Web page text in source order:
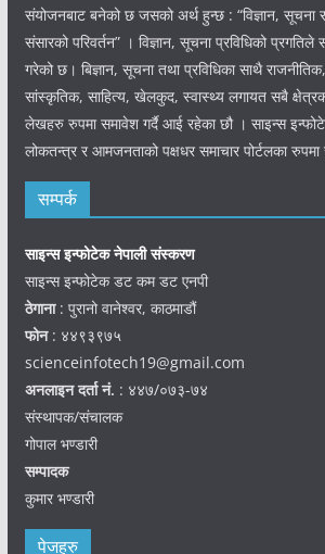
संयोजनबाट बनेको छ जसको अर्थ हुन्छ : “विज्ञान, सूचना र
संसारको परिवर्तन” । विज्ञान, सूचना प्रविधिको प्रगतिले
गरेको छ। बिज्ञान, सूचना तथा प्रविधिका साथै
सांस्कृतिक, साहित्य, खेलकुद, स्वास्थ्य लगायत सबै
लेखहरु रुपमा समावेश गर्दै आई रहेका छौ । साइन्स इन्फोटेक
लोकतन्त्र र आमजनताको पक्षधर समाचार पोर्टलका
सम्पर्क
साइन्स इन्फोटेक नेपाली संस्करण
साइन्स इन्फोटेक डट कम डट एनपी
ठेगाना: पुरानो वानेश्वर, काठमाडौं
फोन: ४४९३९७५
scienceinfotech19@gmail.com
अनलाइन दर्ता नं. : ४४७/०७३-७४
संस्थापक/संचालक
गोपाल भण्डारी
सम्पादक
कुमार भण्डारी
पेजहरु